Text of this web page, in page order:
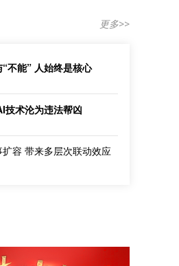
更多>>
不能” 人始终是核心
技术沦为违法帮凶
容 带来多层次联动效应